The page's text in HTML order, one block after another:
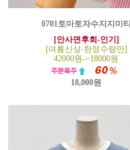
0701토마토자수지지미티
[안사면후회-인기]
[여름신상-한정수량만]
42000원->18000원
18,000원